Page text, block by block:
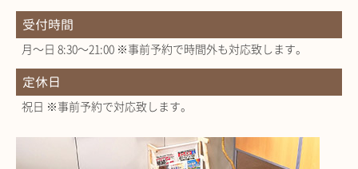
受付時間
月～日 8:30～21:00 ※事前予約で時間外も対応致します。
定休日
祝日 ※事前予約で対応致します。